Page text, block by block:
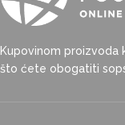
Kupovinom proizvoda
što ćete obogatiti